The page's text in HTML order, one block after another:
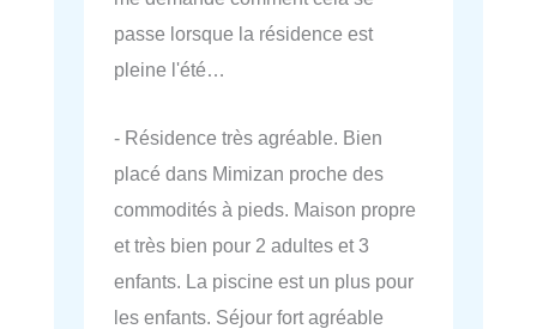
passe lorsque la résidence est
pleine l'été…
- Résidence très agréable. Bien
placé dans Mimizan proche des
commodités à pieds. Maison propre
et très bien pour 2 adultes et 3
enfants. La piscine est un plus pour
les enfants. Séjour fort agréable